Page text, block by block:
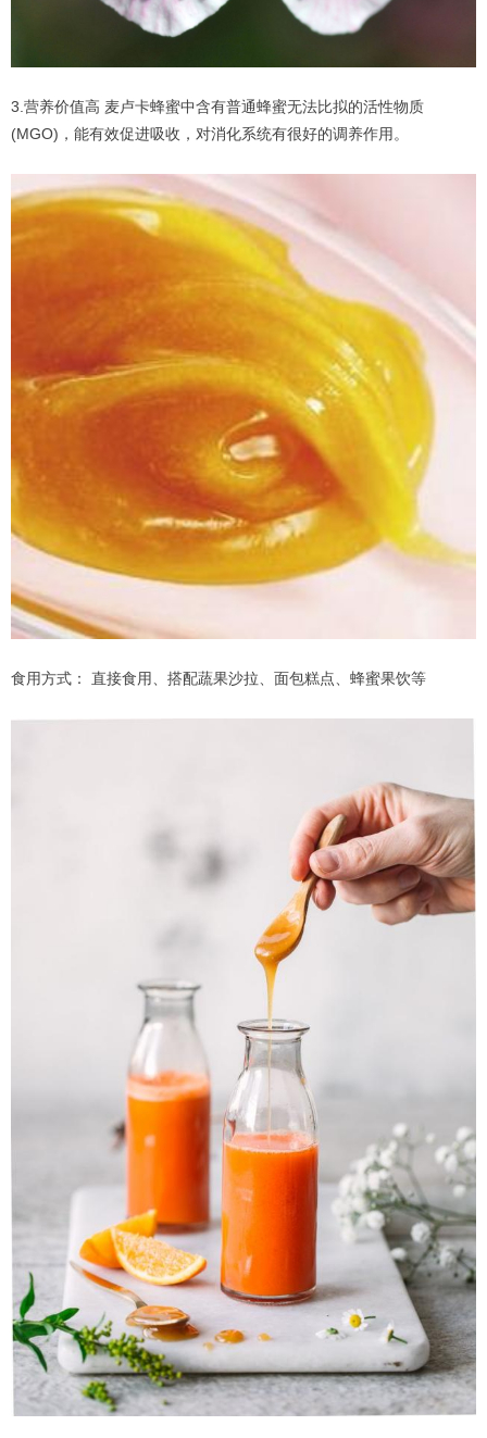
3.营养价值高 麦卢卡蜂蜜中含有普通蜂蜜无法比拟的活性物质
(MGO)，能有效促进吸收，对消化系统有很好的调养作用。
食用方式： 直接食用、搭配蔬果沙拉、面包糕点、蜂蜜果饮等